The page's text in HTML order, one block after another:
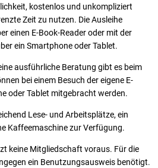
kostenlos und unkompliziert
Zeit zu nutzen. Die Ausleihe
einen E-Book-Reader oder mit der
ein Smartphone oder Tablet.
ausführliche Beratung gibt es beim
bei einem Besuch der eigene E-
oder Tablet mitgebracht werden.
Lese- und Arbeitsplätze, ein
Kaffeemaschine zur Verfügung.
keine Mitgliedschaft voraus. Für die
ein Benutzungsausweis benötigt.